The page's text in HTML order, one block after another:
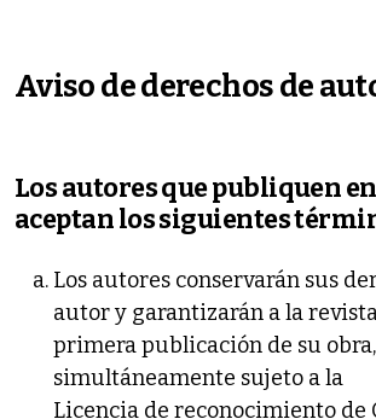
Aviso de derechos de
Los autores que publiquen
aceptan los siguientes
Los autores conservarán sus
autor y garantizarán a la
primera publicación de su
simultáneamente sujeto a la
Licencia de reconocimiento de